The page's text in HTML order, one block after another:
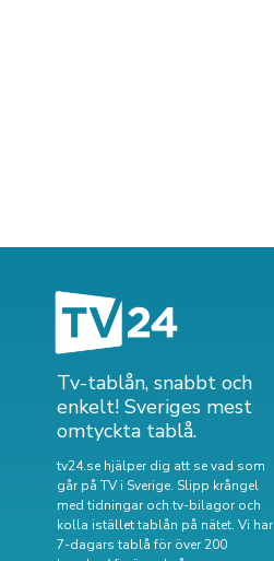
Tv-tablån, snabbt och
enkelt! Sveriges mest
omtyckta tablå.
tv24.se hjälper dig att se vad som
går på TV i Sverige. Slipp krångel
med tidningar och tv-bilagor och
kolla istället tablån på nätet. Vi har
7-dagars tablå för över 200